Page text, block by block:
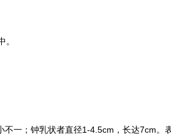
一；钟乳状者直径1-4.5cm，长达7cm。